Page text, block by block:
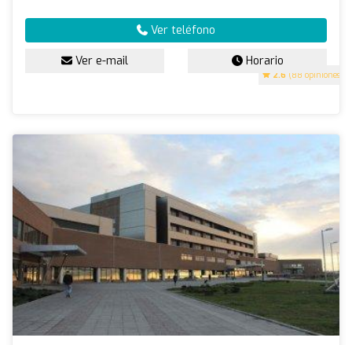
2.6 (88 opiniones)
Ver teléfono
Ver e-mail Horario